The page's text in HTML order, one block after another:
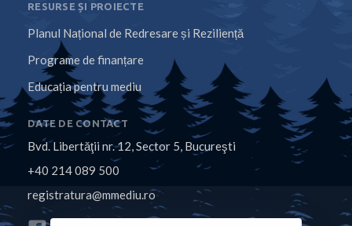
RESURSE ȘI PROIECTE
Planul Național de Redresare și Reziliență
Programe de finanțare
Educația pentru mediu
DATE DE CONTACT
Bvd. Libertăţii nr. 12, Sector 5, Bucureşti
+40 214 089 500
registratura@mmediu.ro